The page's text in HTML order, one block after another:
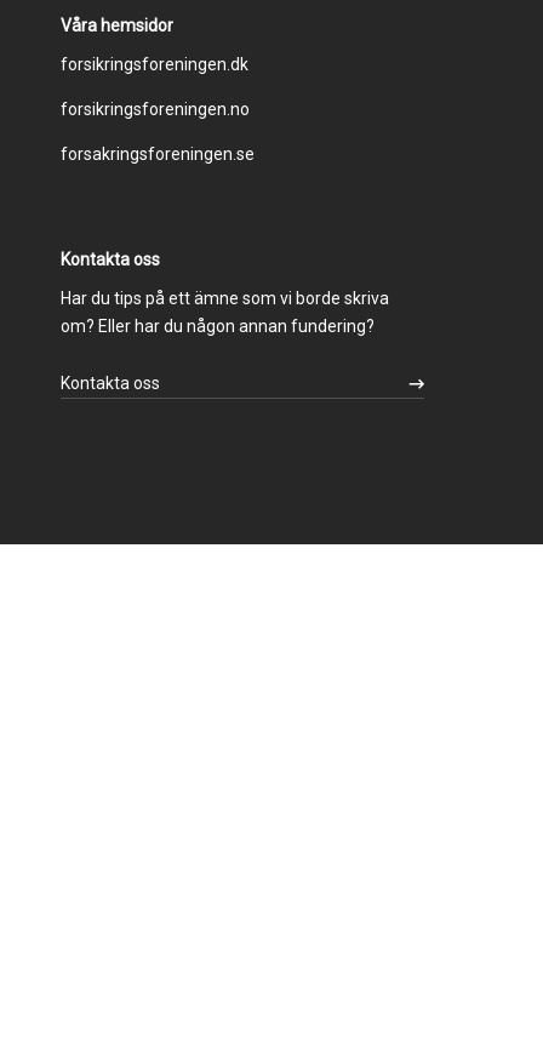
Våra hemsidor
Footer
menu
forsikringsforeningen.dk
forsikringsforeningen.no
forsakringsforeningen.se
Kontakta oss
Har du tips på ett ämne som vi borde skriva
om? Eller har du någon annan fundering?
Kontakta oss